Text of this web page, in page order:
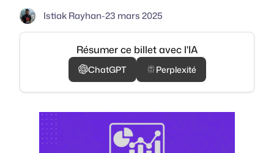
Istiak Rayhan-23 mars 2025
Résumer ce billet avec l'IA
ChatGPT Perplexité